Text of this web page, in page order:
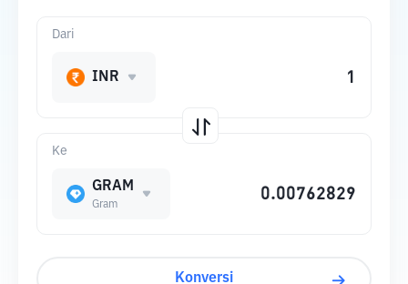
Ke
GRAM
Gram
Dari
INR
Konversi